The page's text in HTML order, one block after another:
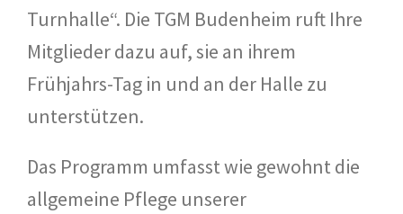
Turnhalle“. Die TGM Budenheim ruft Ihre
Mitglieder dazu auf, sie an ihrem
Frühjahrs-Tag in und an der Halle zu
unterstützen.
Das Programm umfasst wie gewohnt die
allgemeine Pflege unserer